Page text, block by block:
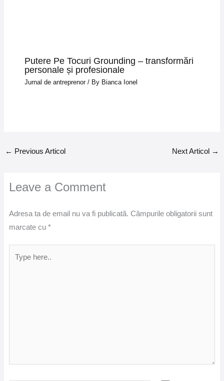
Putere Pe Tocuri Grounding – transformări
personale și profesionale
Jurnal de antreprenor/ By Bianca Ionel
← Previous Articol Next Articol →
Leave a Comment
Adresa ta de email nu va fi publicată. Câmpurile obligatorii sunt
marcate cu *